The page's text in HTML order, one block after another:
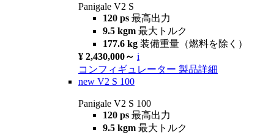
Panigale V2 S
120 ps 最高出力
9.5 kgm 最大トルク
177.6 kg 装備重量（燃料を除く）
¥ 2,430,000～ i
コンフィギュレーター 製品詳細
new V2 S 100
Panigale V2 S 100
120 ps 最高出力
9.5 kgm 最大トルク